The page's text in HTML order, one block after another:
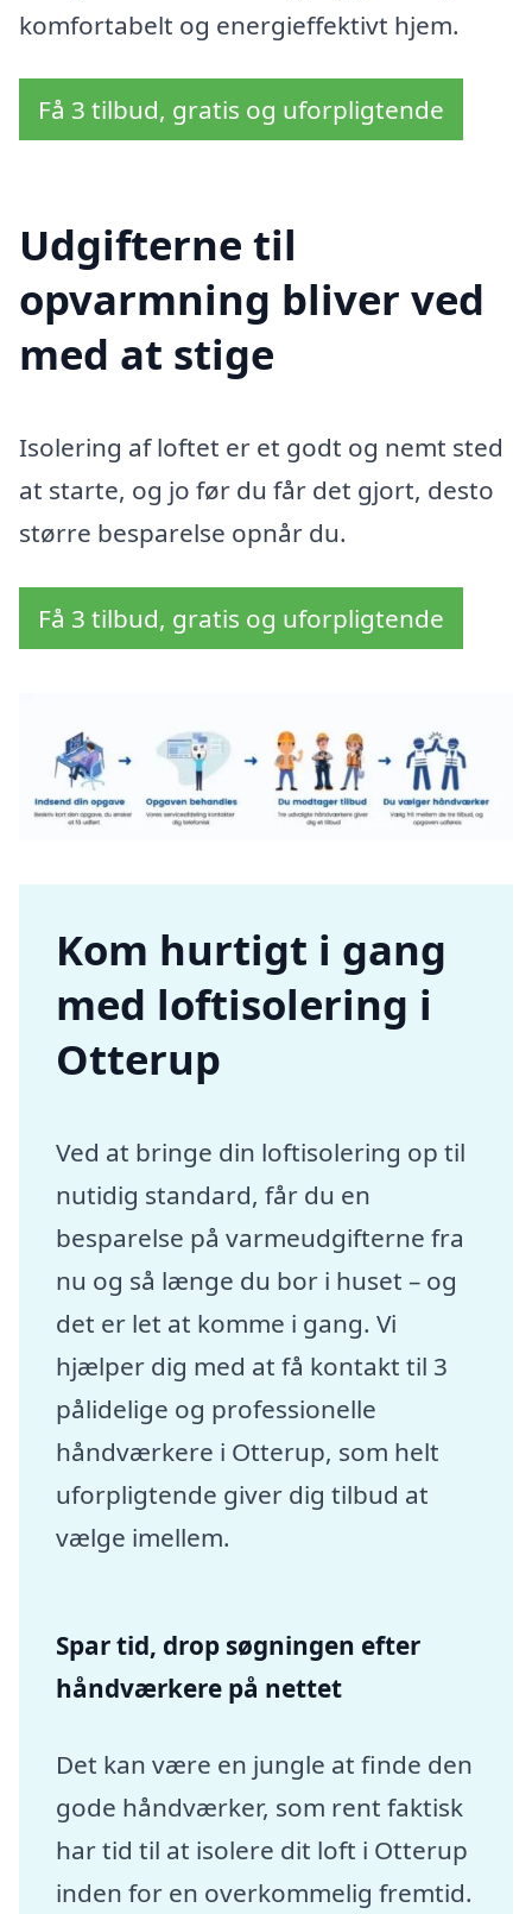
komfortabelt og energieffektivt hjem.
Få 3 tilbud, gratis og uforpligtende
Udgifterne til
opvarmning bliver ved
med at stige
Isolering af loftet er et godt og nemt sted
at starte, og jo før du får det gjort, desto
større besparelse opnår du.
Få 3 tilbud, gratis og uforpligtende
Kom hurtigt i gang
med loftisolering i
Otterup
Ved at bringe din loftisolering op til
nutidig standard, får du en
besparelse på varmeudgifterne fra
nu og så længe du bor i huset – og
det er let at komme i gang. Vi
hjælper dig med at få kontakt til 3
pålidelige og professionelle
håndværkere i Otterup, som helt
uforpligtende giver dig tilbud at
vælge imellem.
Spar tid, drop søgningen efter
håndværkere på nettet
Det kan være en jungle at finde den
gode håndværker, som rent faktisk
har tid til at isolere dit loft i Otterup
inden for en overkommelig fremtid.